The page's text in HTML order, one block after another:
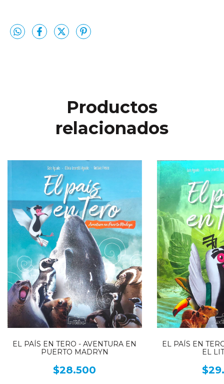
Productos
relacionados
EL PAÍS EN TERO - AVENTURA EN
PUERTO MADRYN
$28.500
EL PAÍS EN
EL